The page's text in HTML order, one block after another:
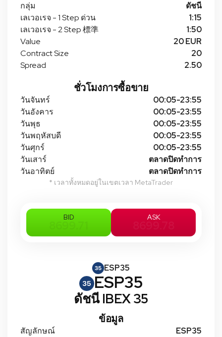
ชั่วโมงการซื้อขาย
วันจันทร์
00:05-23:55
วันอังคาร
00:05-23:55
วันพุธ
00:05-23:55
วันพฤหัสบดี
00:05-23:55
วันศุกร์
00:05-23:55
วันเสาร์
ตลาดปิดทําการ
วันอาทิตย์
ตลาดปิดทําการ
* เวลาทั้งหมดอยู่ในเขตเวลา MetaTrader
กลุ่ม
ดัชนี
เลเวอเรจ - 1 Step ด่วน
1:15
เลเวอเรจ - 2 Step 標準
1:50
Value
20 EUR
Contract Size
20
Spread
2.50
BID ASK
ESP35
ESP35
ดัชนี IBEX 35
ข้อมูล
สัญลักษณ์
ESP35